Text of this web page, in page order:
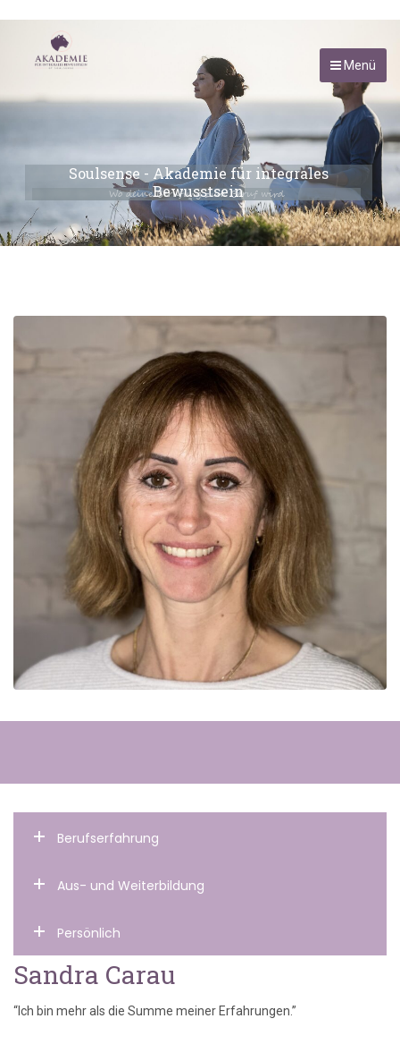
Menü
Wo deine Berufung zum Beruf wird
Soulsense - Akademie für integrales
Bewusstsein
Berufserfahrung
Aus- und Weiterbildung
Persönlich
Sandra Carau
“Ich bin mehr als die Summe meiner Erfahrungen.”